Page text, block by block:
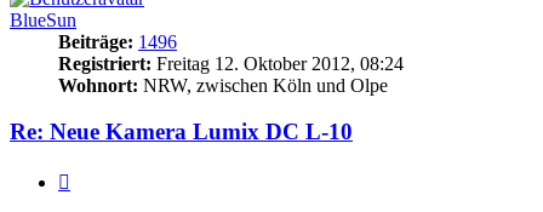
BlueSun
Beiträge: 1496
Registriert: Freitag 12. Oktober 2012, 08:24
Wohnort: NRW, zwischen Köln und Olpe
Re: Neue Kamera Lumix DC L-10